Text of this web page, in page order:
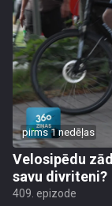
pirms 1 nedēļas
Velosipēdu
savu divriteni?
409. epizode